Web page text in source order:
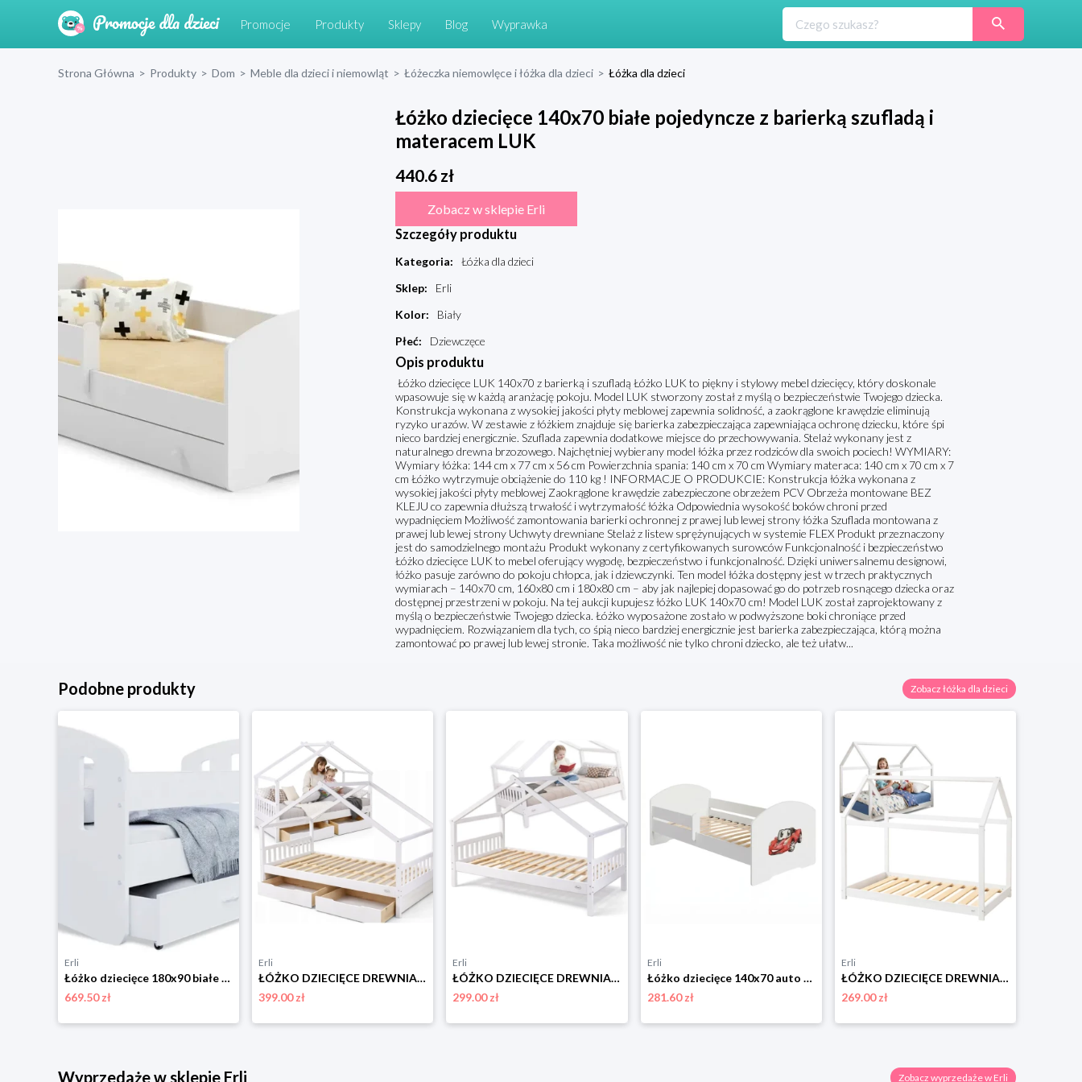
Promocje Produkty Sklepy Blog Wyprawka
Strona Główna > Produkty > Dom > Meble dla dzieci i niemowląt > Łóżeczka niemowlęce i łóżka dla dzieci > Łóżka dla dzieci
Łóżko dziecięce 140x70 białe pojedyncze z barierką szufladą i
materacem LUK
440.6zł
Zobacz w sklepie Erli
Szczegóły produktu
Kategoria:
Łóżka dla dzieci
Sklep:
Erli
Kolor:
Biały
Płeć: Dziewczęce
Opis produktu
Łóżko dziecięce LUK 140x70 z barierką i szufladą Łóżko LUK to piękny i stylowy mebel dziecięcy, który doskonale
wpasowuje się w każdą aranżację pokoju. Model LUK stworzony został z myślą o bezpieczeństwie Twojego dziecka.
Konstrukcja wykonana z wysokiej jakości płyty meblowej zapewnia solidność, a zaokrąglone krawędzie eliminują
ryzyko urazów. W zestawie z łóżkiem znajduje się barierka zabezpieczająca zapewniająca ochronę dziecku, które śpi
nieco bardziej energicznie. Szuflada zapewnia dodatkowe miejsce do przechowywania. Stelaż wykonany jest z
naturalnego drewna brzozowego. Najchętniej wybierany model łóżka przez rodziców dla swoich pociech! WYMIARY:
Wymiary łóżka: 144 cm x 77 cm x 56 cm Powierzchnia spania: 140 cm x 70 cm Wymiary materaca: 140 cm x 70 cm x 7
cm Łóżko wytrzymuje obciążenie do 110 kg ! INFORMACJE O PRODUKCIE: Konstrukcja łóżka wykonana z
wysokiej jakości płyty meblowej Zaokrąglone krawędzie zabezpieczone obrzeżem PCV Obrzeża montowane BEZ
KLEJU co zapewnia dłuższą trwałość i wytrzymałość łóżka Odpowiednia wysokość boków chroni przed
wypadnięciem Możliwość zamontowania barierki ochronnej z prawej lub lewej strony łóżka Szuflada montowana z
prawej lub lewej strony Uchwyty drewniane Stelaż z listew sprężynujących w systemie FLEX Produkt przeznaczony
jest do samodzielnego montażu Produkt wykonany z certyfikowanych surowców Funkcjonalność i bezpieczeństwo
Łóżko dziecięce LUK to mebel oferujący wygodę, bezpieczeństwo i funkcjonalność. Dzięki uniwersalnemu designowi,
łóżko pasuje zarówno do pokoju chłopca, jak i dziewczynki. Ten model łóżka dostępny jest w trzech praktycznych
wymiarach – 140x70 cm, 160x80 cm i 180x80 cm – aby jak najlepiej dopasować go do potrzeb rosnącego dziecka oraz
dostępnej przestrzeni w pokoju. Na tej aukcji kupujesz łóżko LUK 140x70 cm! Model LUK został zaprojektowany z
myślą o bezpieczeństwie Twojego dziecka. Łóżko wyposażone zostało w podwyższone boki chroniące przed
wypadnięciem. Rozwiązaniem dla tych, co śpią nieco bardziej energicznie jest barierka zabezpieczająca, którą można
zamontować po prawej lub lewej stronie. Taka możliwość nie tylko chroni dziecko, ale też ułatw...
Podobne produkty Zobacz łóżka dla dzieci
Erli
Łóżko dziecięce 180x90 białe + materac HAPPY
669.50 zł
Erli
ŁÓŻKO DZIECIĘCE DREWNIANE 200x90 HELIA DOMEK 90x200 + STELAŻ + SZUFLADY
399.00 zł
Erli
ŁÓŻKO DZIECIĘCE DREWNIANE 200x90 ALCUBE HELIA DOMEK 90x200 + STELAŻ
299.00 zł
Erli
Łóżko dziecięce 140x70 auto tapczan jednoosobowy biały barierka stelaż LUK
281.60 zł
Erli
ŁÓŻKO DZIECIĘCE DREWNIANE 160x80 MONTESSORI DOMEK 80x160 + STELAŻ
269.00 zł
Wyprzedaże w sklepie Erli Zobacz wyprzedaże w Erli